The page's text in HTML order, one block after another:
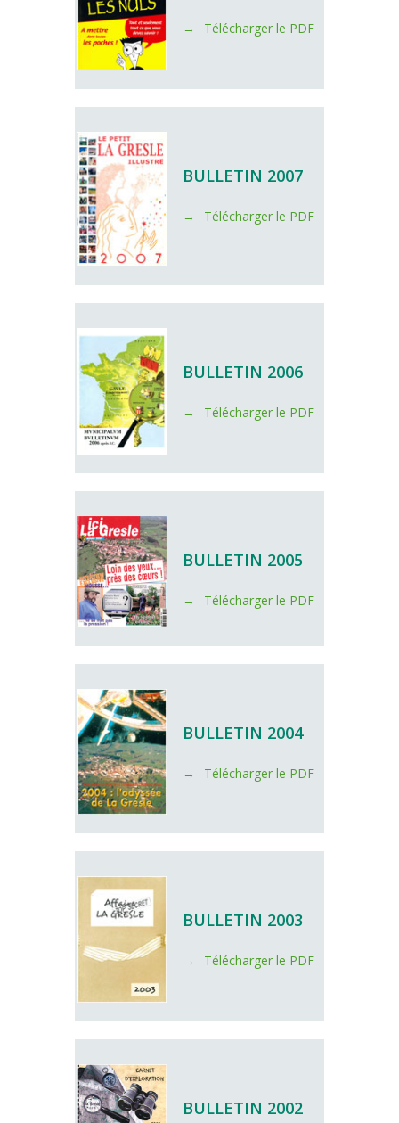
Télécharger le PDF
BULLETIN 2007
Télécharger le PDF
BULLETIN 2006
Télécharger le PDF
BULLETIN 2005
Télécharger le PDF
BULLETIN 2004
Télécharger le PDF
BULLETIN 2003
Télécharger le PDF
BULLETIN 2002